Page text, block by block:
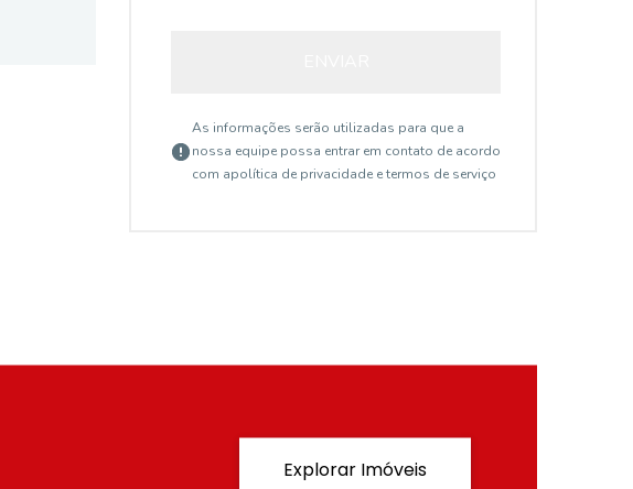
As informações serão utilizadas para que a
nossa equipe possa entrar em contato de acordo
com apolítica de privacidade e termos de serviço
Explorar Imóveis